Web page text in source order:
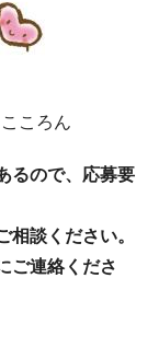
ころん
るので、応募要
相談ください。
ご連絡くださ